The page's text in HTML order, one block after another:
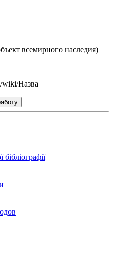
всемирного наследия)
wiki/Назва